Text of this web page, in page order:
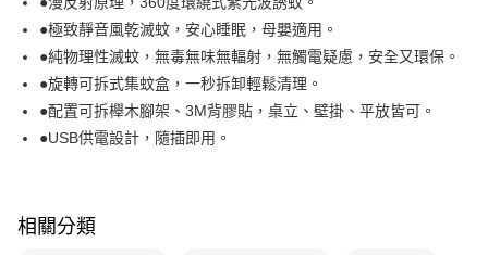
免運費
●極致靜音風乾滅蚊，安心睡眠，母嬰適用。
●純物理性滅蚊，無毒無味無輻射，無觸電疑慮，安全又環保。
●旋轉可拆式集蚊盒，一秒拆卸輕鬆清理。
●配置可拆櫸木腳架、3M背膠貼，桌立、壁掛、平放皆可。
●USB供電設計，隨插即用。
相關分類